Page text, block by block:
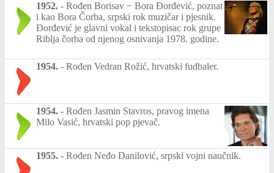
1952. - Rođen Borisav − Bora Đorđević, poznat
i kao Bora Čorba, srpski rok muzičar i pjesnik.
Đorđević je glavni vokal i tekstopisac rok grupe
Riblja čorba od njenog osnivanja 1978. godine.
1954. - Rođen Vedran Rožić, hrvatski fudbaler.
1954. - Rođen Jasmin Stavros, pravog imena
Milo Vasić, hrvatski pop pjevač.
1955. - Rođen Neđo Danilović, srpski vojni naučnik.